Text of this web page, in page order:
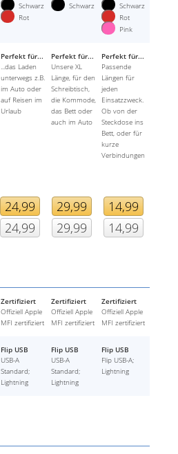
Schwarz
Rot
Schwarz
Schwarz
Rot
Pink
Perfekt für...
...das Laden
unterwegs z.B.
im Auto oder
auf Reisen im
Urlaub
Perfekt für...
Unsere XL
Länge, für den
Schreibtisch,
die Kommode,
das Bett oder
auch im Auto
Perfekt für...
Passende
Längen für
jeden
Einsatzzweck.
Ob von der
Steckdose ins
Bett, oder für
kurze
Verbindungen
24,99
24,99
29,99
29,99
14,99
14,99
Zertifiziert
Offiziell Apple
MFI zertifiziert
Zertifiziert
Offiziell Apple
MFI zertifiziert
Zertifiziert
Offiziell Apple
MFI zertifiziert
Flip USB
USB-A
Standard;
Lightning
Flip USB
USB-A
Standard;
Lightning
Flip USB
Flip USB-A;
Lightning